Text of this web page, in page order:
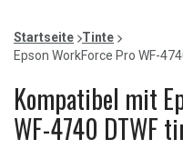
of
1
Startseite
Tinte
Epson WorkForce Pro WF-
Kompatibel mit
WF-4740 DTWF